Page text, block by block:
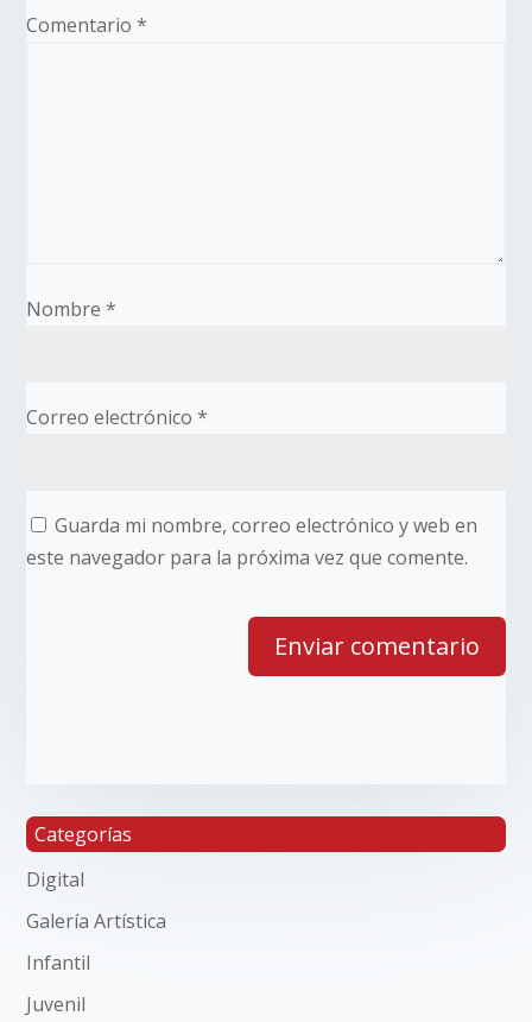
Comentario*
Nombre*
Correo electrónico*
Guarda mi nombre, correo electrónico y web en
este navegador para la próxima vez que comente.
Categorías
Digital
Galería Artística
Infantil
Juvenil